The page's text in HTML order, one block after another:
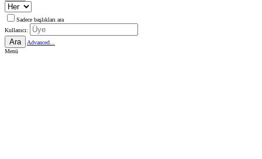
Sadece başlıkları ara
Kullanıcı:
Ara
Advanced...
Menü